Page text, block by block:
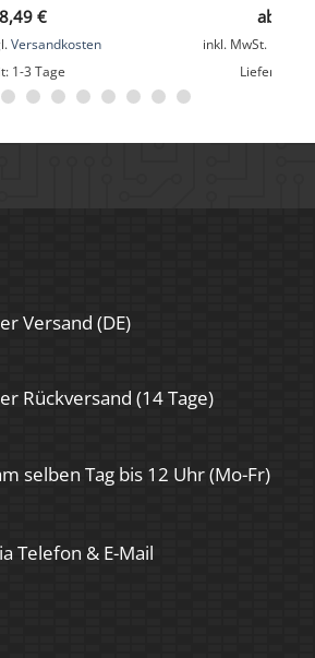
€
Versandkosten
1-3 Tage
ab
inkl. MwSt.
Lieferzeit:
Versand (DE)
Rückversand (14 Tage)
selben Tag bis 12 Uhr (Mo-Fr)
Telefon & E-Mail